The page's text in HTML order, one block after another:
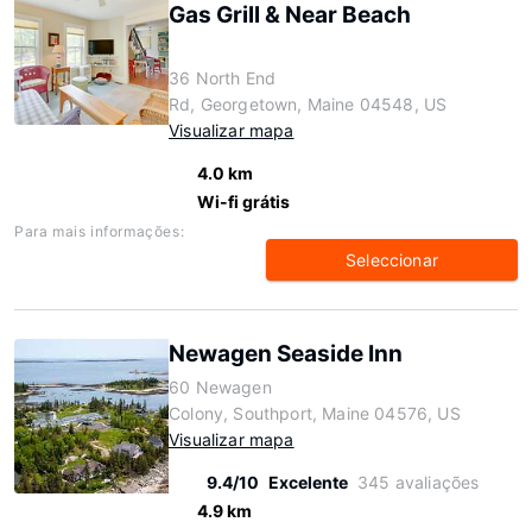
Gas Grill & Near Beach
36 North End
Rd, Georgetown, Maine 04548, US
Visualizar mapa
4.0 km
Wi-fi grátis
Para mais informações:
Seleccionar
Newagen Seaside Inn
60 Newagen
Colony, Southport, Maine 04576, US
Visualizar mapa
9.4/10 Excelente 345 avaliações
4.9 km